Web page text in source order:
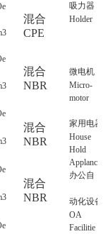
吸力器
Holder
混合
CPE
混合
NBR
微电机
Micro-
motor
家用电器
House
Hold
Applance
办公自
动化设备
OA
Facilitie
混合
NBR
混合
NBR